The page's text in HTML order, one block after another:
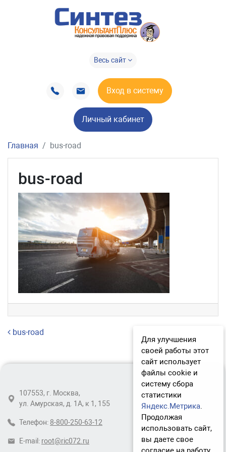
Весь сайт
Вход в систему
Личный кабинет
Главная bus-road
bus-road
Навигация по записям
bus-road
107553, г. Москва,
ул. Амурская, д. 1А, к 1, 155
Телефон: 8-800-250-63-12
E-mail: root@ric072.ru
Для улучшения
своей работы этот
сайт использует
файлы cookie и
систему сбора
статистики
Яндекс.Метрика.
Продолжая
использовать сайт,
вы даете свое